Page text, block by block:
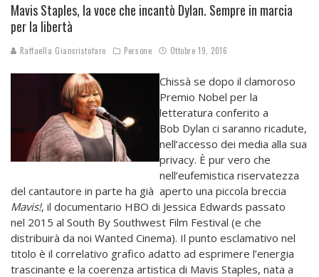
Mavis Staples, la voce che incantò Dylan. Sempre in marcia
per la libertà
Raffaella Giancristofaro Persone Ottobre 19, 2016
Chissà se dopo il clamoroso
Premio Nobel per la
letteratura conferito a
Bob Dylan ci saranno ricadute,
nell’accesso dei media alla sua
privacy. È pur vero che
nell’eufemistica riservatezza
del cantautore in parte ha già aperto una piccola breccia
Mavis!, il documentario HBO di Jessica Edwards passato
nel 2015 al South By Southwest Film Festival (e che
distribuirà da noi Wanted Cinema). Il punto esclamativo nel
titolo è il correlativo grafico adatto ad esprimere l’energia
trascinante e la coerenza artistica di Mavis Staples, nata a